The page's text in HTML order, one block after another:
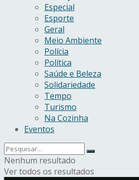
Especial
Esporte
Geral
Meio Ambiente
Polícia
Política
Saúde e Beleza
Solidariedade
Tempo
Turismo
Na Cozinha
Eventos
Nenhum resultado
Ver todos os resultados